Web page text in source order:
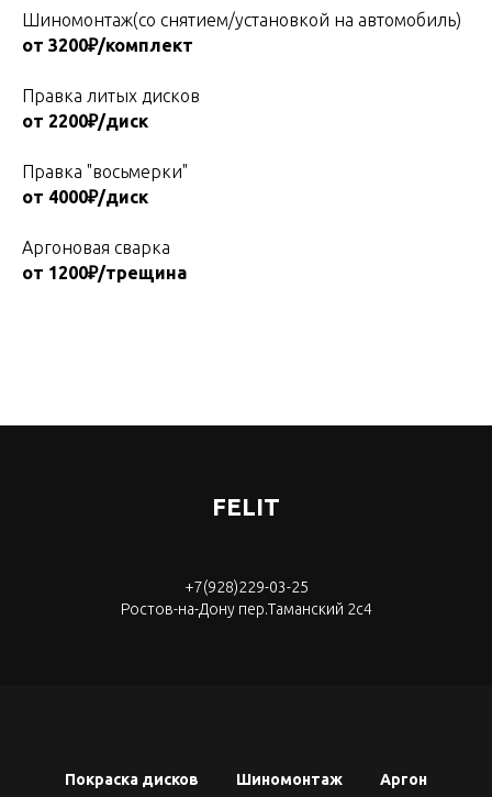
Шиномонтаж(со снятием/установкой на автомобиль)
от 3200₽/комплект
Правка литых дисков
от 2200₽/диск
Правка "восьмерки"
от 4000₽/диск
Аргоновая сварка
от 1200₽/трещина
FELIT
+7(928)229-03-25
Ростов-на-Дону пер.Таманский 2с4
Покраска дисков Шиномонтаж Аргон